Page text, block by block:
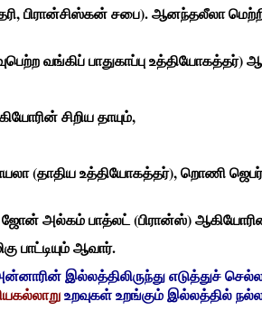
பிரான்சிஸ்கன் சபை). ஆனந்தலீலா
வங்கிப் பாதுகாப்பு உத்தியோகத்தர்)
சிறிய தாயும்,
(தாதிய உத்தியோகத்தர்), றொணி
அல்கம் பாத்லட் (பிரான்ஸ்)
பாட்டியும் ஆவார்.
இல்லத்திலிருந்து எடுத்துச்
உறவுகள் உறங்கும் இல்லத்தில்